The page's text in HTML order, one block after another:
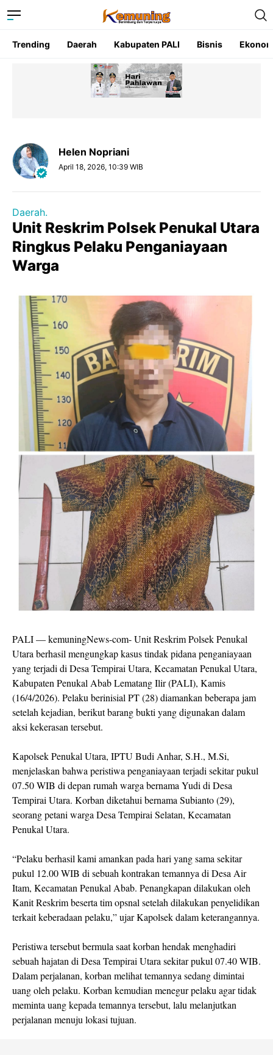
Trending Daerah Kabupaten PALI Bisnis
Helen Nopriani
April 18, 2026, 10:39 WIB
Daerah.
Unit Reskrim Polsek Penukal Utara
Ringkus Pelaku Penganiayaan
Warga
PALI — kemuningNews-com- Unit Reskrim Polsek Penukal
Utara berhasil mengungkap kasus tindak pidana penganiayaan
yang terjadi di Desa Tempirai Utara, Kecamatan Penukal Utara,
Kabupaten Penukal Abab Lematang Ilir (PALI), Kamis
(16/4/2026). Pelaku berinisial PT (28) diamankan beberapa jam
setelah kejadian, berikut barang bukti yang digunakan dalam
aksi kekerasan tersebut.
Kapolsek Penukal Utara, IPTU Budi Anhar, S.H., M.Si,
menjelaskan bahwa peristiwa penganiayaan terjadi sekitar pukul
07.50 WIB di depan rumah warga bernama Yudi di Desa
Tempirai Utara. Korban diketahui bernama Subianto (29),
seorang petani warga Desa Tempirai Selatan, Kecamatan
Penukal Utara.
“Pelaku berhasil kami amankan pada hari yang sama sekitar
pukul 12.00 WIB di sebuah kontrakan temannya di Desa Air
Itam, Kecamatan Penukal Abab. Penangkapan dilakukan oleh
Kanit Reskrim beserta tim opsnal setelah dilakukan penyelidikan
terkait keberadaan pelaku,” ujar Kapolsek dalam keterangannya.
Peristiwa tersebut bermula saat korban hendak menghadiri
sebuah hajatan di Desa Tempirai Utara sekitar pukul 07.40 WIB.
Dalam perjalanan, korban melihat temannya sedang dimintai
uang oleh pelaku. Korban kemudian menegur pelaku agar tidak
meminta uang kepada temannya tersebut, lalu melanjutkan
perjalanan menuju lokasi tujuan.